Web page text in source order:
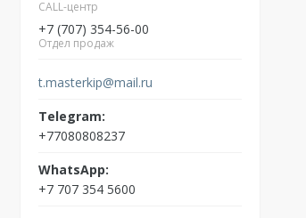
CALL-центр
+7 (707) 354-56-00
Отдел продаж
t.masterkip@mail.ru
+77080808237
+7 707 354 5600